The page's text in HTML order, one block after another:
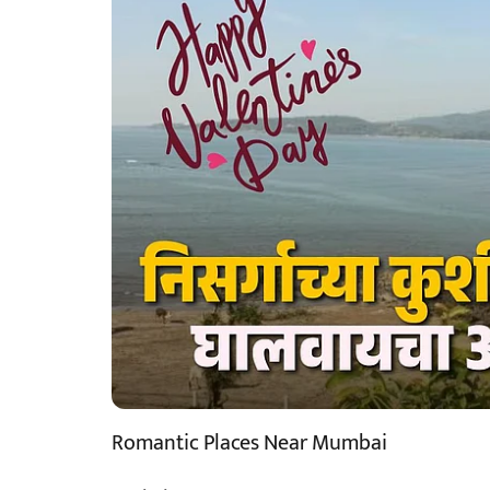
Romantic Places Near Mumbai